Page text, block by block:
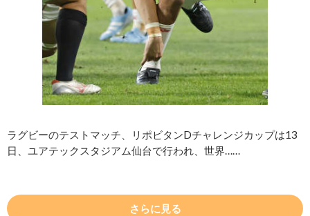
ラグビーのテストマッチ、リポビタンDチャレンジカップは13
日、ユアテックスタジアム仙台で行われ、世界……
さらに見る